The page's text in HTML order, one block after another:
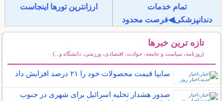
تمام خدمات
دندانپزشکی◀فرصت محدود
ارزانترین تورها اینجاست
تازه ترین خبرها
(روزنامه، سیاست و جامعه، حوادث، اقتصادی، ورزشی، دانشگاه و...)
سایپا قیمت محصولات خود را ۲۱ درصد افزایش داد
صدور هشدار تخلیه اسرائیل برای شهری در جنوب